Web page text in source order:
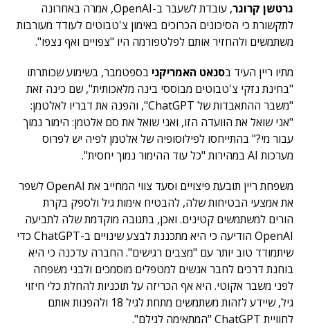
גרטשן קרוגר
, עובדת לשעבר ב-OpenAI, אמרה באחרונה
לתקשורת כי הסיכונים הכרוכים באימון צ'טבוטים לעודד מעורבות
משתמשים ולהחזיר אותם לפלטפורמה היו "צפויים ואף נצפו".
מתיו ריין העיד בסנאט האמריקני בספטמבר, בשימוע שכותרתו
"בחינת נזקי צ'טבוטים מבוססי בינה מלאכותית", שם כינה זאת
"משבר ההתאבדות של ChatGPT", והפנה את דבריו לאלטמן:
"אני שואל את הוועדה הזו, ואני שואל את סם אלטמן: הימור נמוך
עבור מי?" בהתייחסו לפילוסופיה של אלטמן לפיה יש לפרוס
מערכות AI במהירות "כל עוד ההימור נמוך יחסית".
משפחת ריין תובעת פיצויים וסעד צווי המחייב את OpenAI לשפר
את אמצעי הבטיחות שלה, להבטיח אימות גיל ולספק בקרת
הורים למשתמשים קטינים. ואכן, בתגובה מוקדמת שלה לתביעה
OpenAI הודיעה כי היא מתכננת לבצע שינויים ב-ChatGPT כדי
שיתמודד טוב יותר עם "מצבים רגישים". החברה עדכנה כי היא
בוחנת דרכים לחבר אנשים למטפלים מוסמכים ולבני משפחה
לפני משבר אקוטי. היא אף הכריזה על תוכניות להחלת כלי חיזוי
גיל, שיידע לזהות משתמשים מתחת לגיל 18 ולהפנות אותם
לחוויית ChatGPT "המתאימה לגילם".